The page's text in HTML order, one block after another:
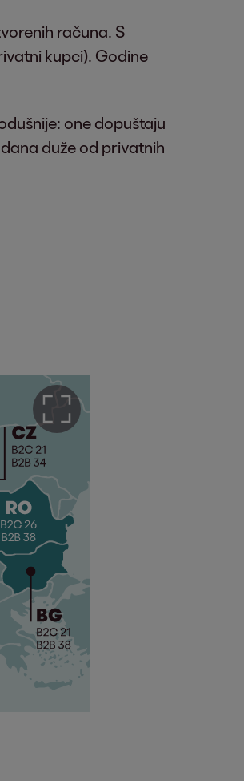
računa. S
kupci). Godine
one dopuštaju
duže od privatnih